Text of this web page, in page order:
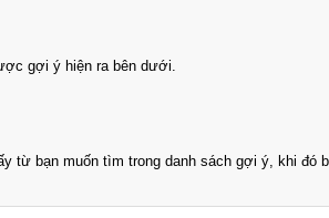
gợi ý hiện ra bên dưới.
từ bạn muốn tìm trong danh sách gợi ý, khi đó